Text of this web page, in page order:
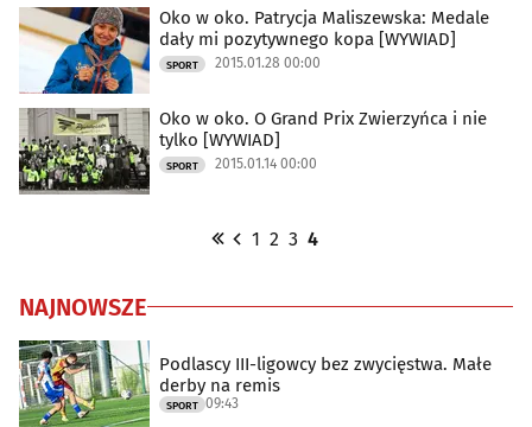
Oko w oko. Patrycja Maliszewska: Medale
dały mi pozytywnego kopa [WYWIAD]
SPORT 2015.01.28 00:00
Oko w oko. O Grand Prix Zwierzyńca i nie
tylko [WYWIAD]
SPORT 2015.01.14 00:00
1 2 3 4
NAJNOWSZE
Podlascy III-ligowcy bez zwycięstwa. Małe
derby na remis
SPORT 09:43